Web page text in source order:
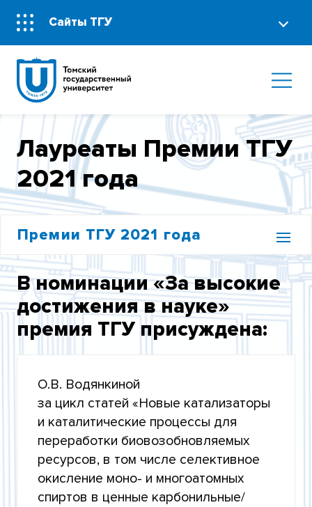
Сайты ТГУ
Лауреаты Премии ТГУ
2021 года
Премии ТГУ 2021 года
СОСТАВ КОНКУРСНОЙ КОМИССИИ
РАБОТЫ ДОПУЩЕННЫЕ К УЧАСТИЮ В
КОНКУРСЕ
В номинации «За высокие
достижения в науке»
премия ТГУ присуждена:
О.В. Водянкиной
за цикл статей «Новые катализаторы
и каталитические процессы для
переработки биовозобновляемых
ресурсов, в том числе селективное
окисление моно- и многоатомных
спиртов в ценные карбонильные/